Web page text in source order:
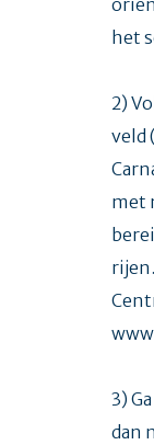
het
2)
veld
met
3)
dan